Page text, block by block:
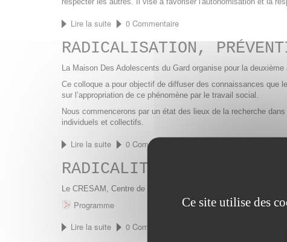
Lire la suite de
un-
e
animateur-
Prodas
0 Commentaire
RADICALISATION,
La Maison Des Adolescents du Gard organise pour la
Ce colloque a pour objectif de diffuser des connaissances que
sur l’appropriation de ce phénomène par le travail social.
Nous commencerons par un état des lieux de la recherche
individuels et collectifs.
Lire la suite de
prévention
et
travail
0 Commentaire
RADICALITÉS VIOLENTES
Le CRESAM, Centre de Ressources En Santé Mentale pour la
Programme
Lire la suite de 0 Commentaire
Ce site utilise des